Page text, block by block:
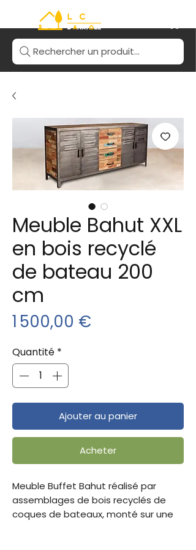
Rechercher un produit...
Meuble Bahut XXL
en bois recyclé
de bateau 200
cm
1 500,00 €
Quantité *
Ajouter au panier
Acheter
Meuble Buffet Bahut réalisé par
assemblages de bois recyclés de
coques de bateaux, monté sur une